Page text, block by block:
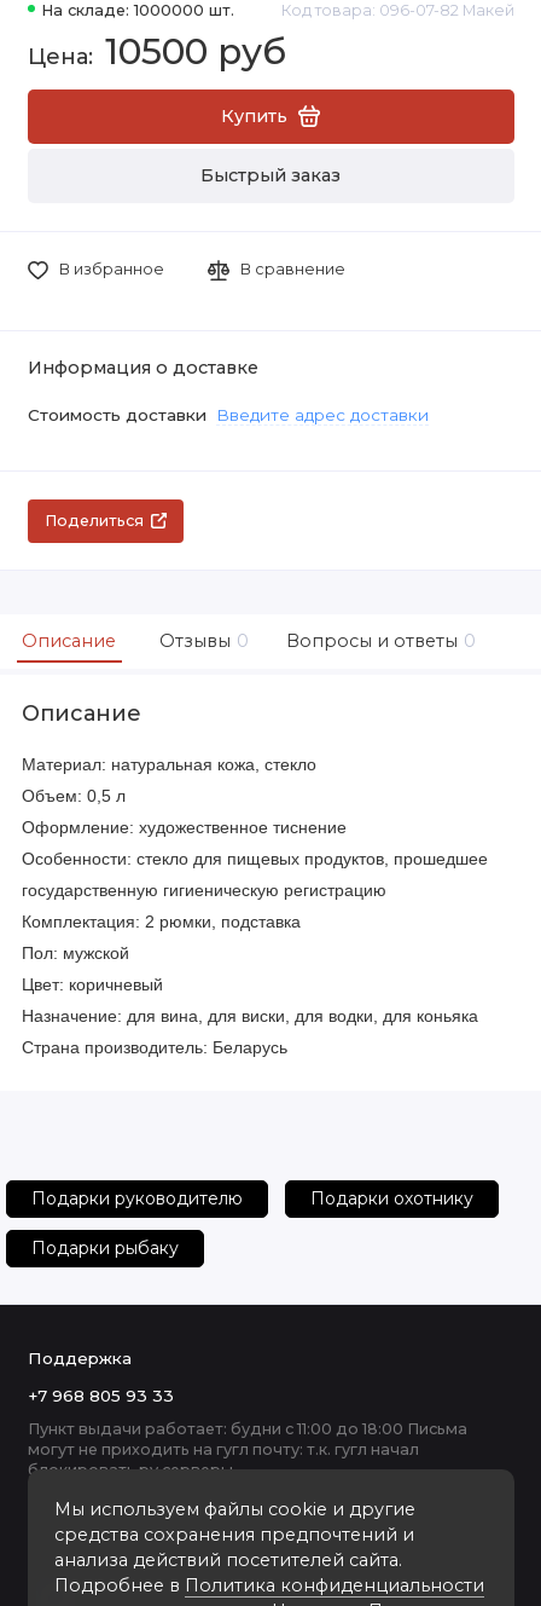
На складе: 1000000 шт. Код товара: 096-07-82 Макей
10500 руб
Купить
Быстрый заказ
В избранное В сравнение
Информация о доставке
Стоимость доставки Введите адрес доставки
Поделиться
Описание Отзывы 0 Вопросы и ответы 0
Описание
Материал: натуральная кожа, стекло
Объем: 0,5 л
Оформление: художественное тиснение
Особенности: стекло для пищевых продуктов, прошедшее
государственную гигиеническую регистрацию
Комплектация: 2 рюмки, подставка
Пол: мужской
Цвет: коричневый
Назначение: для вина, для виски, для водки, для коньяка
Страна производитель: Беларусь
Подарки руководителю Подарки охотнику
Подарки рыбаку
Мы используем файлы cookie и другие
средства сохранения предпочтений и
анализа действий посетителей сайта.
Подробнее в Политика конфиденциальности
Поддержка
+7 968 805 93 33
Пункт выдачи работает: будни с 11:00 до 18:00 Письма
могут не приходить на гугл почту: т.к. гугл начал
блокировать ру серверы